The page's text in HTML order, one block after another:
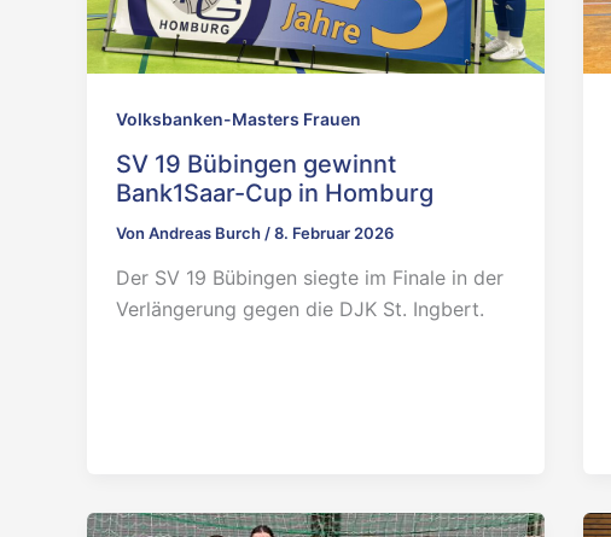
Volksbanken-Masters Frauen
SV 19 Bübingen gewinnt
Bank1Saar-Cup in Homburg
Von Andreas Burch /8. Februar 2026
Der SV 19 Bübingen siegte im Finale in der
Verlängerung gegen die DJK St. Ingbert.